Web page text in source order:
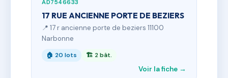
AD7546633
17 RUE ANCIENNE PORTE DE BEZIERS
📍 17 r ancienne porte de beziers 11100
Narbonne
🏠 20 lots 🏗 2 bât.
Voir la fiche →